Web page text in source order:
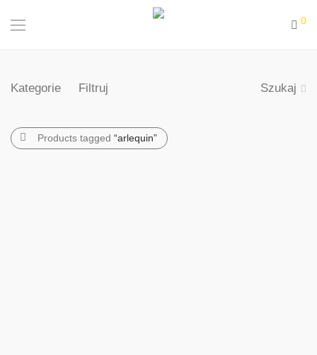
0
Kategorie Filtruj Szukaj
Products tagged “arlequin”